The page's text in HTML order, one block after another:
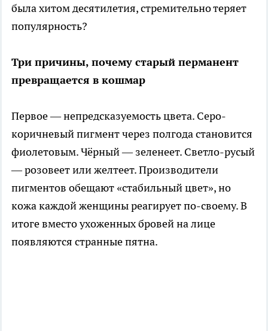
была хитом десятилетия, стремительно теряет
популярность?
Три причины, почему старый перманент
превращается в кошмар
Первое — непредсказуемость цвета. Серо-
коричневый пигмент через полгода становится
фиолетовым. Чёрный — зеленеет. Светло-русый
— розовеет или желтеет. Производители
пигментов обещают «стабильный цвет», но
кожа каждой женщины реагирует по-своему. В
итоге вместо ухоженных бровей на лице
появляются странные пятна.